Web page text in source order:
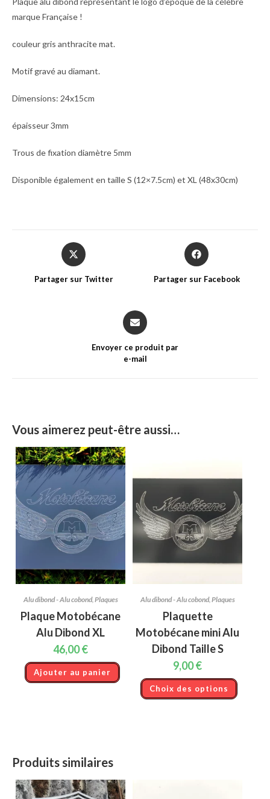
marque Française !
couleur gris anthracite mat.
Motif gravé au diamant.
Dimensions: 24x15cm
épaisseur 3mm
Trous de fixation diamètre 5mm
Disponible également en taille S (12×7.5cm) et XL (48x30cm)
Opens
in
Partager sur Twitter
Opens
in
Partager sur Facebook
Opens
in
new
Envoyer ce produit par
e-mail
Vous aimerez peut-être aussi…
Alu dibond - Alu cobond, Plaques
Plaque Motobécane
Alu Dibond XL
46,00€
Ajouter au panier
Alu dibond - Alu cobond, Plaques
Plaquette
Motobécane mini Alu
Dibond Taille S
9,00€
Choix des options
Ce
a
Produits similaires